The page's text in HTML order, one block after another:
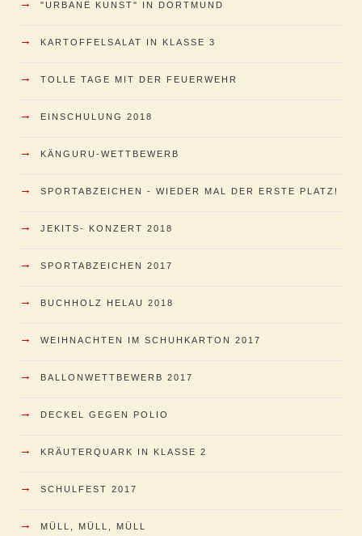
→ "URBANE KUNST" IN DORTMUND
→ KARTOFFELSALAT IN KLASSE 3
→ TOLLE TAGE MIT DER FEUERWEHR
→ EINSCHULUNG 2018
→ KÄNGURU-WETTBEWERB
→ SPORTABZEICHEN - WIEDER MAL DER ERSTE PLATZ!
→ JEKITS- KONZERT 2018
→ SPORTABZEICHEN 2017
→ BUCHHOLZ HELAU 2018
→ WEIHNACHTEN IM SCHUHKARTON 2017
→ BALLONWETTBEWERB 2017
→ DECKEL GEGEN POLIO
→ KRÄUTERQUARK IN KLASSE 2
→ SCHULFEST 2017
→ MÜLL, MÜLL, MÜLL